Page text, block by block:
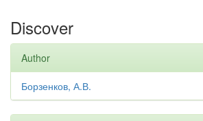
Discover
Author
Борзенков, А.В.